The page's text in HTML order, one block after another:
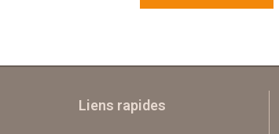
Liens rapides